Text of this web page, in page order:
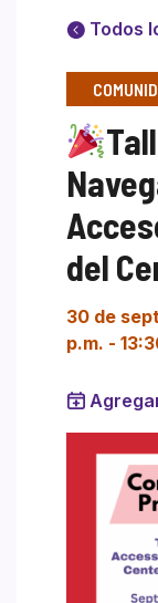
Todos
del
30 de
p.m. -